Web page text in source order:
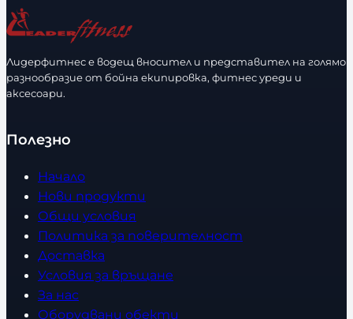
ч
е
т
в
т
в
Лидерфитнес е водещ вносител и представител на голямо
разнообразие от бойна екипировка, фитнес уреди и
аксесоари.
Полезно
Начало
Нови продукти
Общи условия
Политика за поверителност
Доставка
Условия за връщане
За нас
Оборудвани обекти